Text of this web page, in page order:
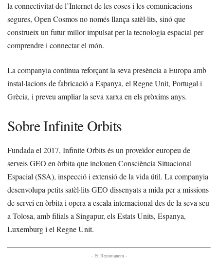
la connectivitat de l’Internet de les coses i les comunicacions
segures, Open Cosmos no només llança satèl·lits, sinó que
construeix un futur millor impulsat per la tecnologia espacial per
comprendre i connectar el món.
La companyia continua reforçant la seva presència a Europa amb
instal·lacions de fabricació a Espanya, el Regne Unit, Portugal i
Grècia, i preveu ampliar la seva xarxa en els pròxims anys.
Sobre Infinite Orbits
Fundada el 2017, Infinite Orbits és un proveïdor europeu de
serveis GEO en òrbita que inclouen Consciència Situacional
Espacial (SSA), inspecció i extensió de la vida útil. La companyia
desenvolupa petits satèl·lits GEO dissenyats a mida per a missions
de servei en òrbita i opera a escala internacional des de la seva seu
a Tolosa, amb filials a Singapur, els Estats Units, Espanya,
Luxemburg i el Regne Unit.
- Et Recomanem -